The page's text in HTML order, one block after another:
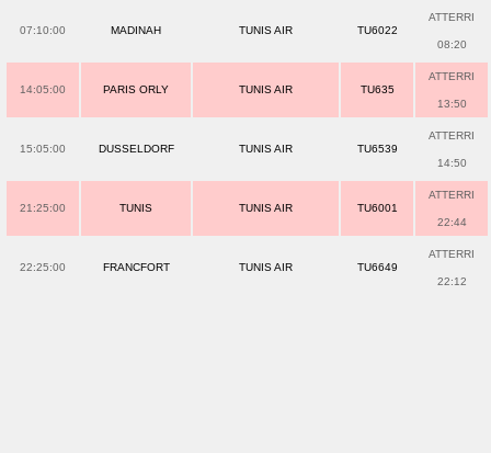
07:10:00 MADINAH TUNIS AIR TU6022
ATTERRI
08:20
14:05:00 PARIS ORLY TUNIS AIR TU635
ATTERRI
13:50
15:05:00 DUSSELDORF TUNIS AIR TU6539
ATTERRI
14:50
21:25:00 TUNIS TUNIS AIR TU6001
ATTERRI
22:44
22:25:00 FRANCFORT TUNIS AIR TU6649
ATTERRI
22:12